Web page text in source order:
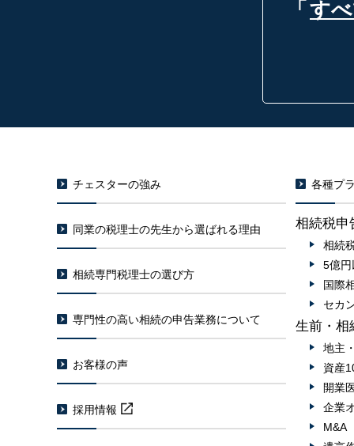
「 す
チェスターの強み
同業の税理士の先生から選ばれる理由
相続専門税理士の選び方
専門性の高い相続の申告業務について
お客様の声
採用情報
各種プ
相続税申
相続
5億
国際
セカ
生前・相
地主
資産
開業
企業
M&A